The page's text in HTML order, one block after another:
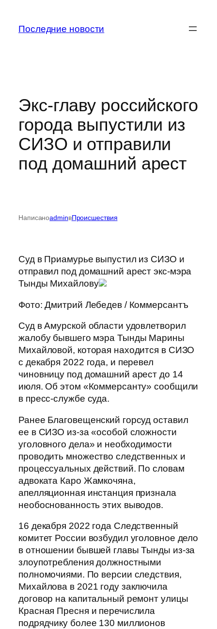
содержимому
Последние новости
Экс-главу российского
города выпустили из
СИЗО и отправили
под домашний арест
НаписаноadminвПроисшествия
Суд в Приамурье выпустил из СИЗО и
отправил под домашний арест экс-мэра
Тынды Михайлову
Фото: Дмитрий Лебедев / Коммерсантъ
Суд в Амурской области удовлетворил
жалобу бывшего мэра Тынды Марины
Михайловой, которая находится в СИЗО
с декабря 2022 года, и перевел
чиновницу под домашний арест до 14
июля. Об этом «Коммерсанту» сообщили
в пресс-службе суда.
Ранее Благовещенский горсуд оставил
ее в СИЗО из-за «особой сложности
уголовного дела» и необходимости
проводить множество следственных и
процессуальных действий. По словам
адвоката Каро Жамкочяна,
апелляционная инстанция признала
необоснованность этих выводов.
16 декабря 2022 года Следственный
комитет России возбудил уголовное дело
в отношении бывшей главы Тынды из-за
злоупотребления должностными
полномочиями. По версии следствия,
Михайлова в 2021 году заключила
договор на капитальный ремонт улицы
Красная Пресня и перечислила
подрядчику более 130 миллионов